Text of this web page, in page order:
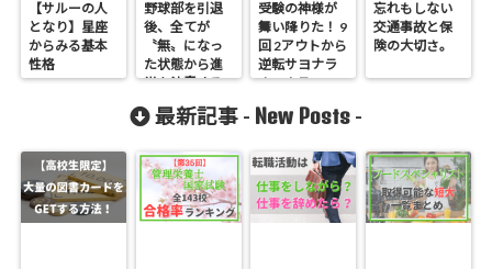
【サルーの人
となり】星座
からみる基本
性格
野球部を引退
後、全てが
〝無〟になっ
た状態から進
学を決意する
受験の神様が
舞い降りた！ 9
回 2アウトから
逆転サヨナラ
ホームラ
忘れもしない
交通事故と保
険の大切さ。
最新記事 - New Posts -